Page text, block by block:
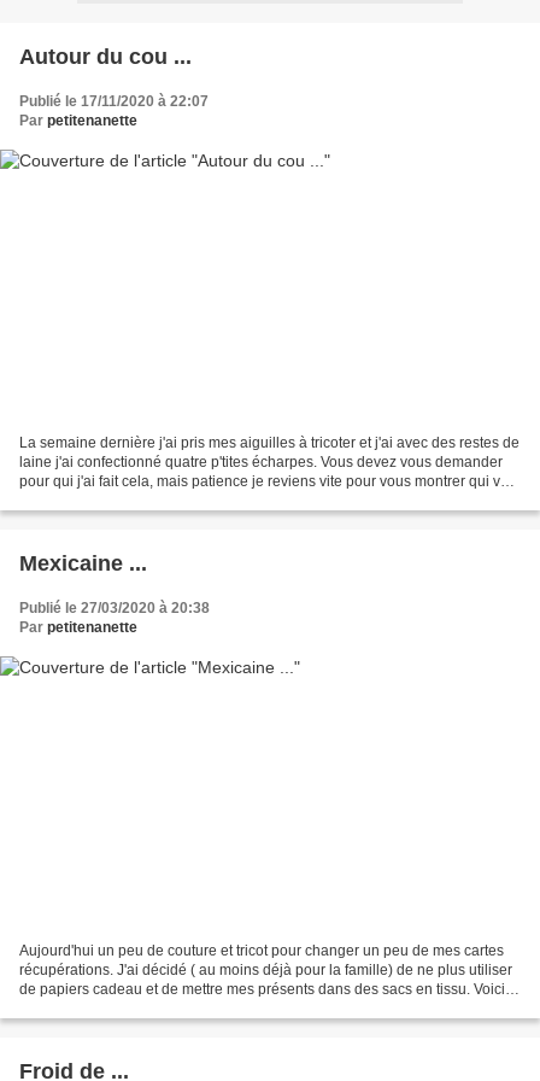
Autour du cou ...
Publié le 17/11/2020 à 22:07
Par petitenanette
La semaine dernière j'ai pris mes aiguilles à tricoter et j'ai avec des restes de
laine j'ai confectionné quatre p'tites écharpes. Vous devez vous demander
pour qui j'ai fait cela, mais patience je reviens vite pour vous montrer qui va
Mexicaine ...
Publié le 27/03/2020 à 20:38
Par petitenanette
Aujourd'hui un peu de couture et tricot pour changer un peu de mes cartes
récupérations. J'ai décidé ( au moins déjà pour la famille) de ne plus utiliser
de papiers cadeau et de mettre mes présents dans des sacs en tissu. Voici le
Froid de ...